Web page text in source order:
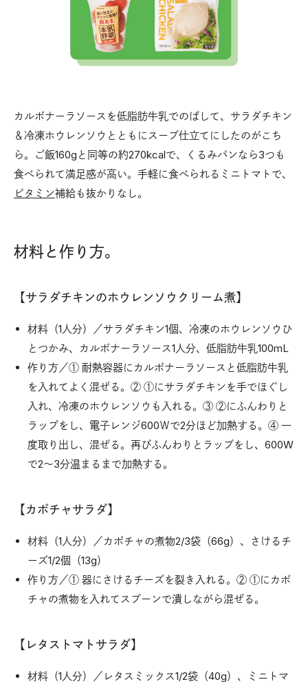
カルボナーラソースを低脂肪牛乳でのばして、サラダチキン
＆冷凍ホウレンソウとともにスープ仕立てにしたのがこち
ら。ご飯160gと同等の約270kcalで、くるみパンなら3つも
食べられて満足感が高い。手軽に食べられるミニトマトで、
ビタミン補給も抜かりなし。
材料と作り方。
【サラダチキンのホウレンソウクリーム煮】
材料（1人分）／サラダチキン1個、冷凍のホウレンソウひ
とつかみ、カルボナーラソース1人分、低脂肪牛乳100mL
作り方／① 耐熱容器にカルボナーラソースと低脂肪牛乳
を入れてよく混ぜる。② ①にサラダチキンを手でほぐし
入れ、冷凍のホウレンソウも入れる。③ ②にふんわりと
ラップをし、電子レンジ600Ｗで2分ほど加熱する。④ 一
度取り出し、混ぜる。再びふんわりとラップをし、600W
で2～3分温まるまで加熱する。
【カボチャサラダ】
材料（1人分）／カボチャの煮物2/3袋（66g）、さけるチ
ーズ1/2個（13g）
作り方／① 器にさけるチーズを裂き入れる。② ①にカボ
チャの煮物を入れてスプーンで潰しながら混ぜる。
【レタストマトサラダ】
材料（1人分）／レタスミックス1/2袋（40g）、ミニトマ